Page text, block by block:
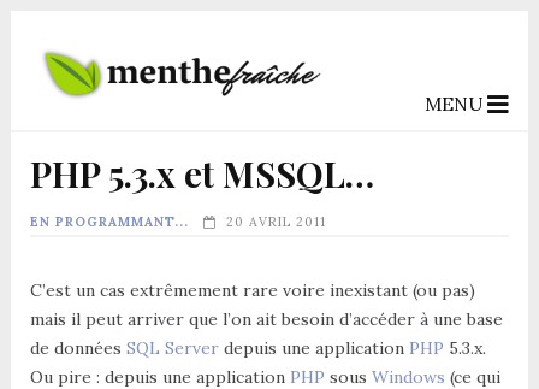
MENU
PHP 5.3.x et MSSQL…
EN PROGRAMMANT... 20 AVRIL 2011
C’est un cas extrêmement rare voire inexistant (ou pas)
mais il peut arriver que l’on ait besoin d’accéder à une base
de données SQL Serverdepuis une application PHP 5.3.x.
Ou pire : depuis une application PHP sous Windows (ce qui